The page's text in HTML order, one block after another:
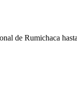
de Rumichaca